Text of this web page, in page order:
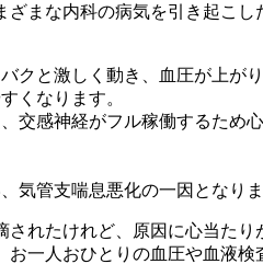
まな内科の病気を引き起こ
クと激しく動き、血圧が上がり
くなります。
交感神経がフル稼働するため
気管支喘息悪化の一因となりま
れたけれど、原因に心当た
一人おひとりの血圧や血液